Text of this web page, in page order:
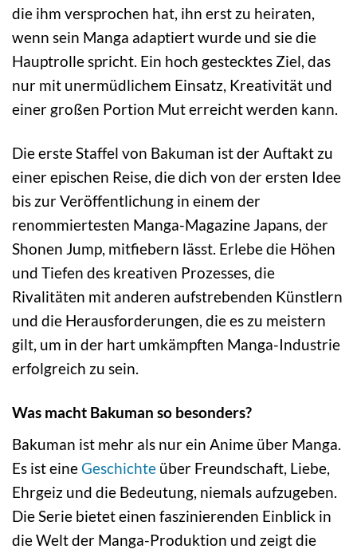
die ihm versprochen hat, ihn erst zu heiraten,
wenn sein Manga adaptiert wurde und sie die
Hauptrolle spricht. Ein hoch gestecktes Ziel, das
nur mit unermüdlichem Einsatz, Kreativität und
einer großen Portion Mut erreicht werden kann.
Die erste Staffel von Bakuman ist der Auftakt zu
einer epischen Reise, die dich von der ersten Idee
bis zur Veröffentlichung in einem der
renommiertesten Manga-Magazine Japans, der
Shonen Jump, mitfiebern lässt. Erlebe die Höhen
und Tiefen des kreativen Prozesses, die
Rivalitäten mit anderen aufstrebenden Künstlern
und die Herausforderungen, die es zu meistern
gilt, um in der hart umkämpften Manga-Industrie
erfolgreich zu sein.
Was macht Bakuman so besonders?
Bakuman ist mehr als nur ein Anime über Manga.
Es ist eineGeschichte über Freundschaft, Liebe,
Ehrgeiz und die Bedeutung, niemals aufzugeben.
Die Serie bietet einen faszinierenden Einblick in
die Welt der Manga-Produktion und zeigt die